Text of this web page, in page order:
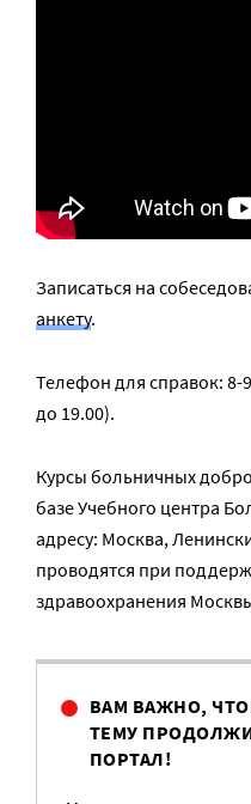
Записаться на
анкету.
Телефон для справок: 8-
до 19.00).
Курсы больничных
базе Учебного центра
адресу: Москва,
проводятся при
здравоохранения
ВАМ ВАЖНО,
ТЕМУ
ПОРТАЛ!